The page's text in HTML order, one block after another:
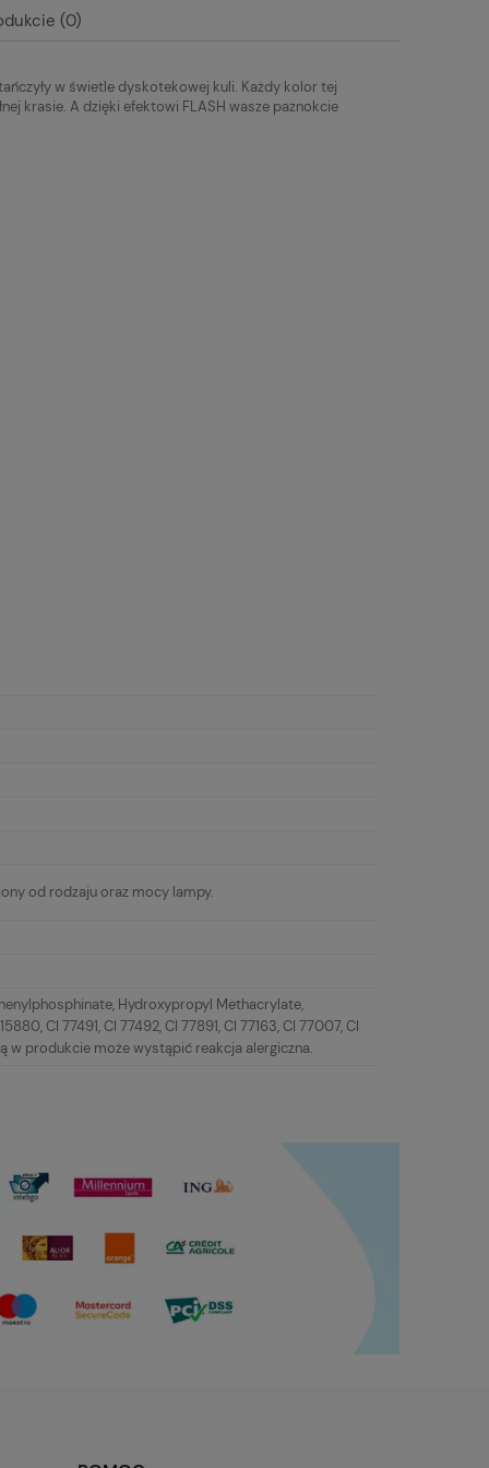
(0)
w świetle dyskotekowej kuli. Każdy kolor tej
krasie. A dzięki efektowi FLASH wasze paznokcie
od rodzaju oraz mocy lampy.
Hydroxypropyl Methacrylate,
CI 77491, CI 77492, CI 77891, CI 77163, CI 77007, CI
w produkcie może wystąpić reakcja alergiczna.